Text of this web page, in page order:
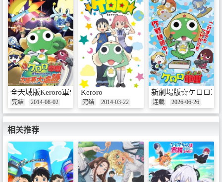
全天域版Keroro軍曹 取回星空！太阳系大追踪是也！！
完结 2014-08-02
Keroro
完结 2014-03-22
新劇場版☆ケロロ軍
连载 2026-06-26
相关推荐